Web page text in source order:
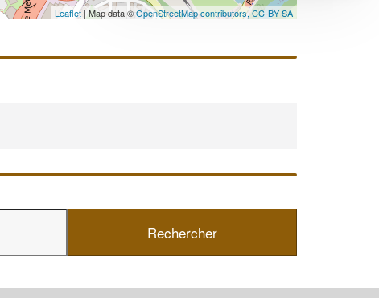
Leaflet | Map data ©OpenStreetMap contributors,CC-BY-SA